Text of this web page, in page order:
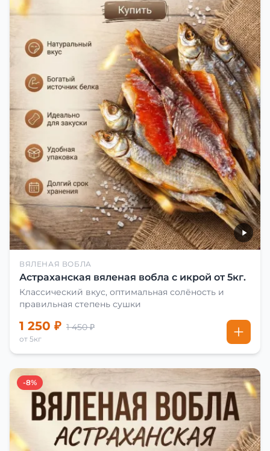
ВЯЛЕНАЯ ВОБЛА
Астраханская вяленая вобла с икрой от 5кг.
Классический вкус, оптимальная солёность и
правильная степень сушки
1 250 ₽ 1 450 ₽
от 5кг
-8%